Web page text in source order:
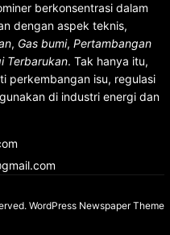
berkonsentrasi dalam
dengan aspek teknis,
, Gas bumi, Pertambangan
Terbarukan. Tak hanya itu,
perkembangan isu, regulasi
di industri energi dan
WordPress Newspaper Theme